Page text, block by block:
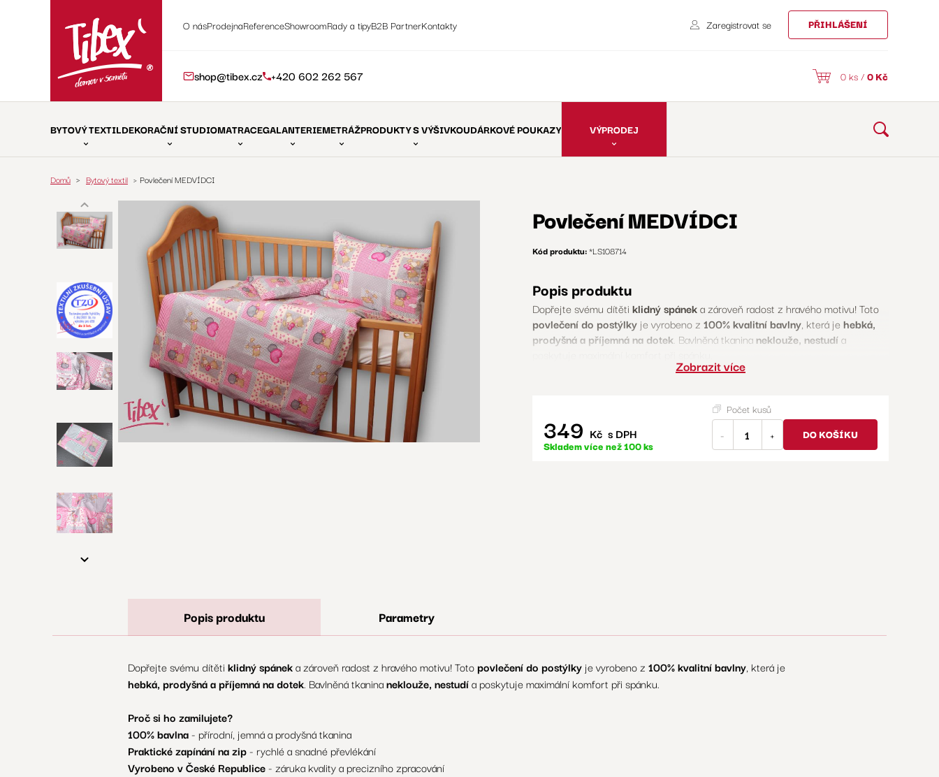
O násProdejnaReferenceShowroomRady a tipyB2B PartnerKontakty Zaregistrovat se PŘIHLÁŠENÍ
shop@tibex.cz +420 602 262 567 0 ks /0Kč
BYTOVÝ TEXTILDEKORAČNÍ STUDIOMATRACEGALANTERIEMETRÁŽPRODUKTY S VÝŠIVKOUDÁRKOVÉ POUKAZY VÝPRODEJ
Domů > Bytový textil > Povlečení MEDVÍDCI
Povlečení MEDVÍDCI
Kód produktu:*LS108714
Popis produktu
Dopřejte svému dítěti klidný spáneka zároveň radost z hravého motivu! Toto
povlečení do postýlky je vyrobeno z 100% kvalitní bavlny, která je hebká,
prodyšná a příjemná na dotek. Bavlněná tkanina neklouže, nestudía
- přírodní, jemná a prodyšná tkanina
- rychlé a snadné převlékání
Vyrobeno v České Republice
- záruka kvality a precizního zpracování
Zobrazit více
349 Kč s DPH
Skladem více než 100 ks
Počet kusů
- + DO KOŠÍKU
Popis produktu Parametry
Dopřejte svému dítěti klidný spáneka zároveň radost z hravého motivu! Totopovlečení do postýlkyje vyrobeno z 100% kvalitní bavlny, která je
hebká, prodyšná a příjemná na dotek. Bavlněná tkaninaneklouže, nestudía poskytuje maximální komfort při spánku.
Proč si ho zamilujete?
100% bavlna- přírodní, jemná a prodyšná tkanina
Praktické zapínání na zip- rychlé a snadné převlékání
Vyrobeno v České Republice- záruka kvality a precizního zpracování